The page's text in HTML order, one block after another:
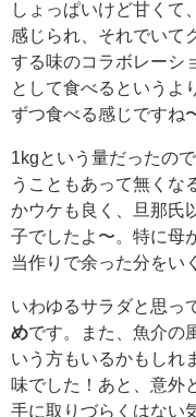
しょっぱいけど甘くて
感じられ、それでいて
する味のコラボレーシ
として食べるというよ
ずつ食べる感じですね
1kgという量だったの
うこともあって無くな
かウケも良く、旦那氏
子でしたよ〜。特に母
当作りで余った分をい
いわゆるサラダと思っ
めです。また、魚介の
いう方もいるかもしれ
味でした！あと、意外
手に取りづらくはない